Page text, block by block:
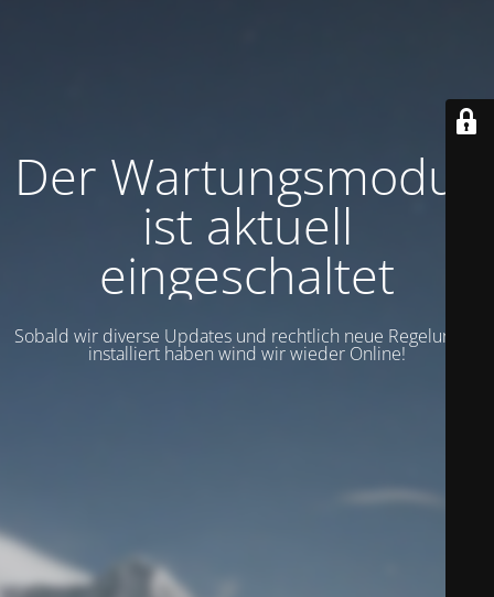
Der Wartungsmodus
ist aktuell
eingeschaltet
Sobald wir diverse Updates und rechtlich neue Regelungen
installiert haben wind wir wieder Online!